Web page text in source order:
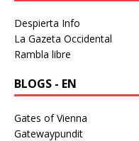
Despierta Info
La Gazeta Occidental
Rambla libre
BLOGS - EN
Gates of Vienna
Gatewaypundit